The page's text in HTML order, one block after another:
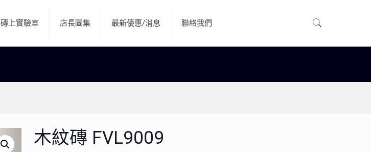
磚上實驗室 店長圖集 最新優惠/消息 聯絡我們
木紋磚 FVL9009